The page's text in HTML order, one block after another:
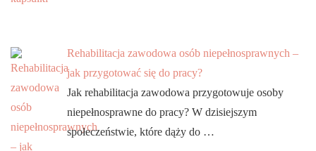
Rehabilitacja zawodowa osób niepełnosprawnych –
jak przygotować się do pracy?
Jak rehabilitacja zawodowa przygotowuje osoby
niepełnosprawne do pracy? W dzisiejszym
społeczeństwie, które dąży do …